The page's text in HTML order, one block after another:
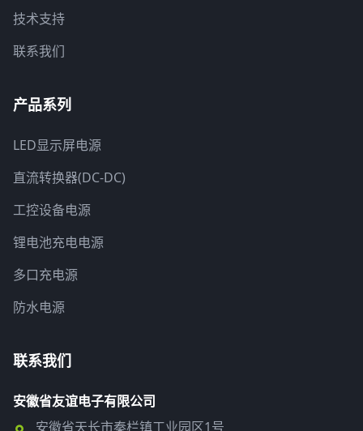
技术支持
联系我们
产品系列
LED显示屏电源
直流转换器(DC-DC)
工控设备电源
锂电池充电电源
多口充电源
防水电源
联系我们
安徽省友谊电子有限公司
安徽省天长市秦栏镇工业园区1号